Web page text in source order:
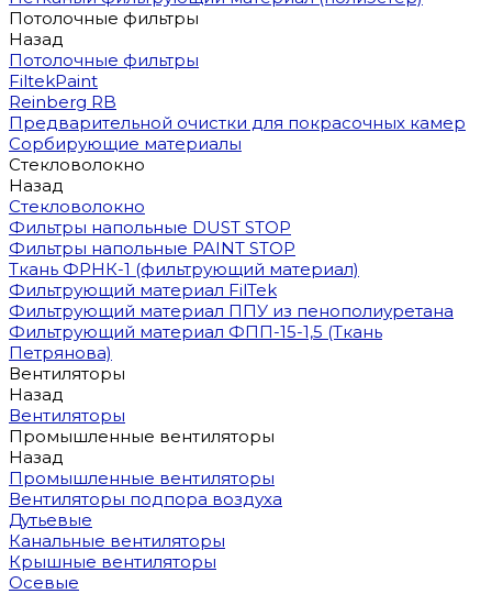
Потолочные фильтры
Назад
Потолочные фильтры
FiltekPaint
Reinberg RB
Предварительной очистки для покрасочных камер
Сорбирующие материалы
Стекловолокно
Назад
Стекловолокно
Фильтры напольные DUST STOP
Фильтры напольные PAINT STOP
Ткань ФРНК-1 (фильтрующий материал)
Фильтрующий материал FilTek
Фильтрующий материал ППУ из пенополиуретана
Фильтрующий материал ФПП-15-1,5 (Ткань
Петрянова)
Вентиляторы
Назад
Вентиляторы
Промышленные вентиляторы
Назад
Промышленные вентиляторы
Вентиляторы подпора воздуха
Дутьевые
Канальные вентиляторы
Крышные вентиляторы
Осевые